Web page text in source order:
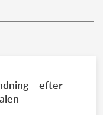
– efter